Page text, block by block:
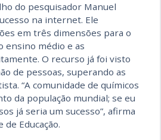
do pesquisador Manuel
na internet. Ele
em três dimensões para o
ensino médio e as
O recurso já foi visto
de pessoas, superando as
“A comunidade de químicos
da população mundial; se eu
já seria um sucesso”, afirma
Educação.